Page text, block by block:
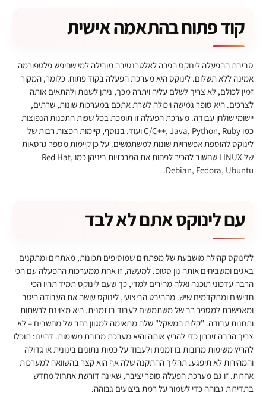
קוד פתוח בהתאמה אישית
סביבת ההפעלה לינוקס הפכה לאלטרנטיבה מובילה למי שחיפש פלטפורמה
אמינה ללא תשלום. לינוקס היא מערכת הפעלה בקוד פתוח. כלומר, המקור
זמין לכולם, לא צריך לשלם עליה ויתרה מכך, ניתן לשנות ולהתאים אותה
לצרכים. היא סופר גמישה ויכולה לשרת אתכם במערכות שונות, שרתים,
יישומי שולחן עבודה. מערכת הפעלה זו תומכת בכל שפות התכנות הנפוצות
כמו C/C++, Java, Python, Ruby ועוד. בנוסף, קיימות הפצות רבות של
לינוקס להוספת אפשרויות שונות למשתמשים. על כן קיימות מספר גרסאות
של LINUX שחשוב להכיר לפחות את המרכזיות ביניהן כמו Red Hat,
Debian, Fedora, Ubuntu.
עם לינוקס אתם לא לבד
ללינוקס קהילה מושבעת של מפתחים שמוסיפים תכונות, מאתרים ומתקנים
באגים ומשביחים אותה נון סטופ. למעשה, זו אחת ממערכות ההפעלה עם הכי
הרבה עדכוני תוכנה ואלה מהירים למדי, כך שעם לינוקס תמיד תהיו הכי
חדישים ומתקדמים שיש. מההיבט הביצועי, לינוקס עושה את העבודה היטב
ומאפשרת למספר רב של משתמשים לעבוד בו זמנית. היא מצוינת לרשתות
ותחנות עבודה. "קלות המשקל" שלה מתאימה למגוון רחב של מחשבים – לא
צריך הרבה זיכרון כדי להריץ אותה והיא מערכת מרובת משימות. דהיינו: תוכלו
להריץ משימות מרובות בו זמנית ולעבוד על כמות נתונים בינונית או גדולה
והמהירות לא תיפגע. תהליך ההתקנה שלה אף הוא קצר בהשוואה למערכות
אחרות. זו גם מערכת הפעלה סופר יציבה, שאינה דורשת אתחול מחדש
בתדירות גבוהה כדי לשמור על רמת ביצועים גבוהה.